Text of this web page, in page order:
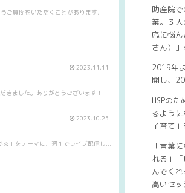
ご質問をいただくことがあります...
2023.11.11
きました。ありがとうございます！
2023.10.25
」をテーマに、週１でライブ配信し...
助産院
業。３
応に悩ん
さん）
2019年
開し、
HSPの
るよう
子育て」
「言葉
れる」
んでく
高いセッ